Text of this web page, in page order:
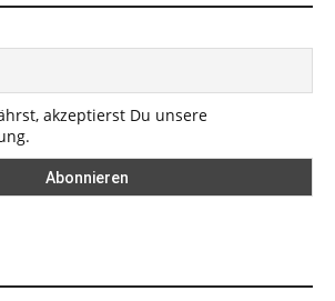
akzeptierst Du unsere